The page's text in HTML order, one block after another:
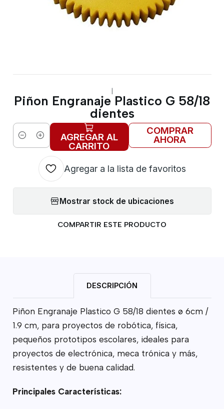
|
Piñon Engranaje Plastico G 58/18
dientes
Cantidad AGREGAR AL
CARRITO
COMPRAR
AHORA
Agregar a la lista de favoritos
Mostrar stock de ubicaciones
COMPARTIR ESTE PRODUCTO
DESCRIPCIÓN
Piñon Engranaje Plastico G 58/18 dientes ø 6cm /
1.9 cm, para proyectos de robótica, física,
pequeños prototipos escolares, ideales para
proyectos de electrónica, meca trónica y más,
resistentes y de buena calidad.
Principales Características: